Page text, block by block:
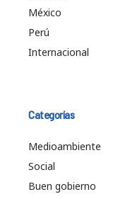
México
Perú
Internacional
Categorías
Medioambiente
Social
Buen gobierno